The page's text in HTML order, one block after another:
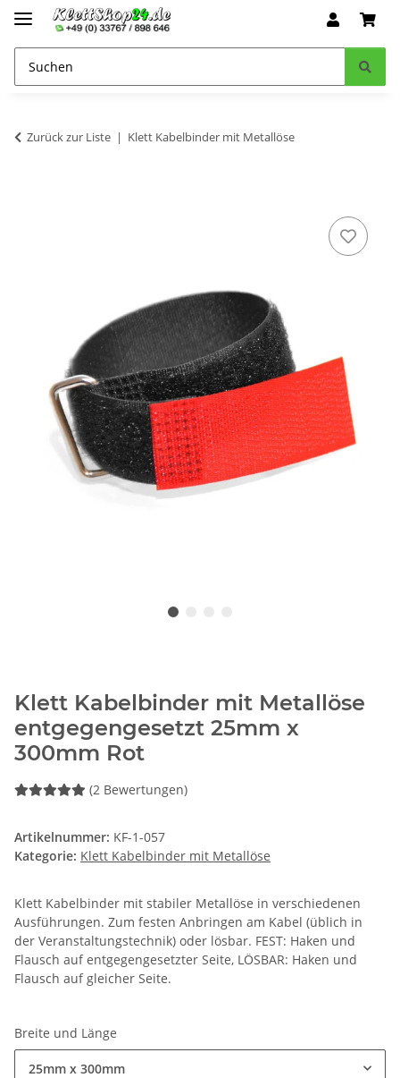
Zurück zur Liste Klett Kabelbinder mit Metallöse
Klett Kabelbinder mit Metallöse
entgegengesetzt 25mm x
300mm Rot
(2 Bewertungen)
Artikelnummer: KF-1-057
Kategorie: Klett Kabelbinder mit Metallöse
Klett Kabelbinder mit stabiler Metallöse in verschiedenen
Ausführungen. Zum festen Anbringen am Kabel (üblich in
der Veranstaltungstechnik) oder lösbar. FEST: Haken und
Flausch auf entgegengesetzter Seite, LÖSBAR: Haken und
Flausch auf gleicher Seite.
Breite und Länge
25mm x 300mm